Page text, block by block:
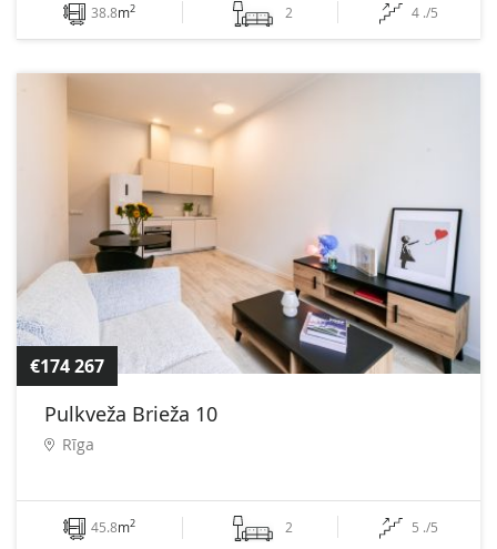
38.8m2 2 4 ./5
€174 267
Pulkveža Brieža 10
Rīga
45.8m2 2 5 ./5